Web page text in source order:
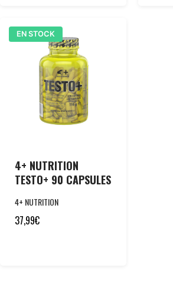
EN STOCK
4+ NUTRITION
TESTO+ 90 CAPSULES
4+ NUTRITION
37,99€